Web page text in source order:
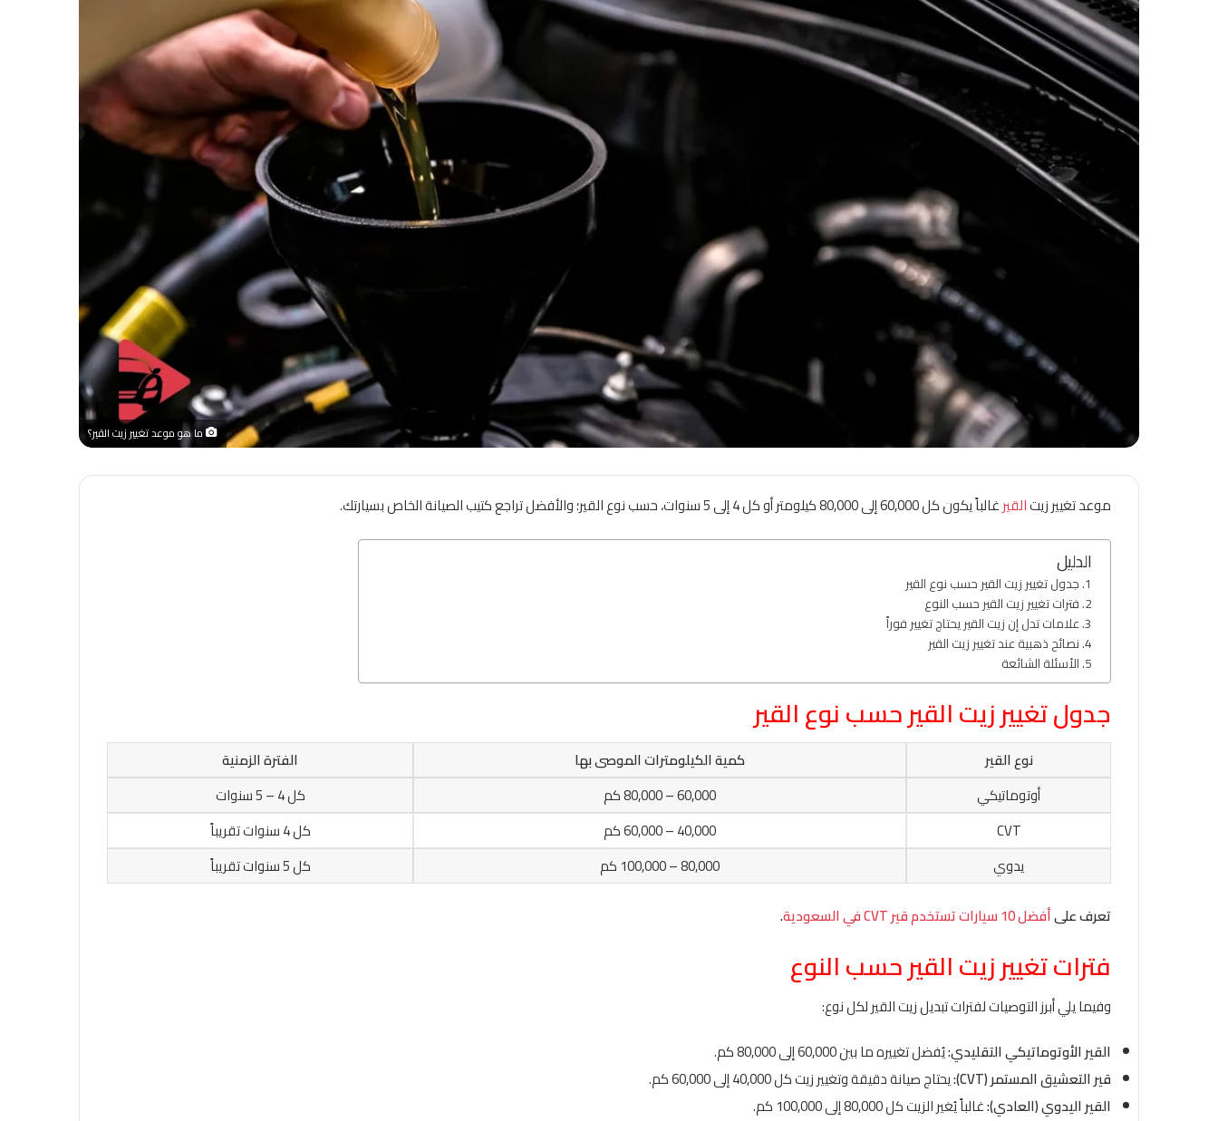
ما هو موعد تغيير زيت القير؟
موعد تغيير زيتالقيرغالباً يكون كل 60,000 إلى 80,000 كيلومتر أو كل 4 إلى 5 سنوات، حسب نوع القير؛ والأفضل تراجع كتيب الصيانة الخاص بسيارتك.
الدليل
جدول تغيير زيت القير حسب نوع القير
فترات تغيير زيت القير حسب النوع
علامات تدل إن زيت القير يحتاج تغيير فوراً
نصائح ذهبية عند تغيير زيت القير
الأسئلة الشائعة
جدول تغيير زيت القير حسب نوع القير
نوع القير كمية الكيلومترات الموصى بها
الفترة الزمنية
أوتوماتيكي
60,000 – 80,000 كم
كل 4 – 5 سنوات
CVT
40,000 – 60,000 كم
كل 4 سنوات تقريباً
يدوي
80,000 – 100,000 كم
كل 5 سنوات تقريباً
تعرف علىأفضل 10 سيارات تستخدم قير CVT في السعودية .
فترات تغيير زيت القير حسب النوع
وفيما يلي أبرز التوصيات لفترات تبديل زيت القير لكل نوع:
القير الأوتوماتيكي التقليدي:يُفضل تغييره ما بين 60,000 إلى 80,000 كم.
قير التعشيق المستمر (CVT):
يحتاج صيانة دقيقة وتغيير زيت كل 40,000 إلى 60,000 كم.
القير اليدوي (العادي):غالباً يُغير الزيت كل 80,000 إلى 100,000 كم.